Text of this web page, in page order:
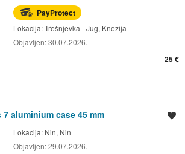
PayProtect
Lokacija:Trešnjevka - Jug, Knežija
Objavljen:30.07.2026.
25 €
aluminium case 45 mm
Lokacija: Nin, Nin
Objavljen:29.07.2026.